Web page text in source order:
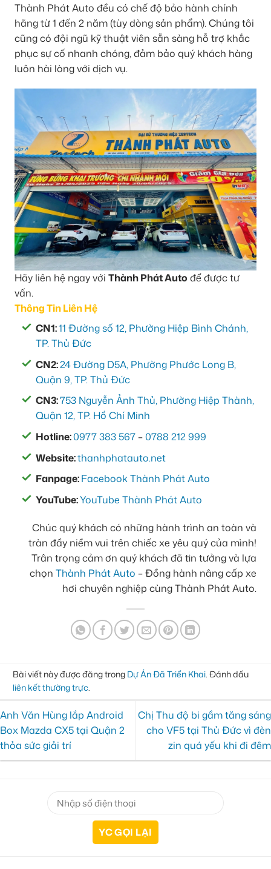
Thành Phát Auto đều có chế độ bảo hành chính
hãng từ 1 đến 2 năm (tùy dòng sản phẩm). Chúng tôi
cũng có đội ngũ kỹ thuật viên sẵn sàng hỗ trợ khắc
phục sự cố nhanh chóng, đảm bảo quý khách hàng
luôn hài lòng với dịch vụ.
Hãy liên hệ ngay với Thành Phát Auto để được tư
vấn.
Thông Tin Liên Hệ
CN1:11 Đường số 12, Phường Hiệp Bình Chánh,
TP. Thủ Đức
CN2:24 Đường D5A, Phường Phước Long B,
Quận 9, TP. Thủ Đức
CN3:753 Nguyễn Ảnh Thủ, Phường Hiệp Thành,
Quận 12, TP. Hồ Chí Minh
Hotline:0977 383 567 –0788 212 999
Website:thanhphatauto.net
Fanpage:Facebook Thành Phát Auto
YouTube:YouTube Thành Phát Auto
Chúc quý khách có những hành trình an toàn và
tràn đầy niềm vui trên chiếc xe yêu quý của mình!
Trân trọng cảm ơn quý khách đã tin tưởng và lựa
chọn Thành Phát Auto – Đồng hành nâng cấp xe
hơi chuyên nghiệp cùng Thành Phát Auto.
Bài viết này được đăng trong Dự Án Đã Triển Khai . Đánh dấu
liên kết thường trực
Anh Văn Hùng lắp Android
Box Mazda CX5 tại Quận 2
thỏa sức giải trí
Chị Thu độ bi gầm tăng sáng
cho VF5 tại Thủ Đức vì đèn
zin quá yếu khi đi đêm